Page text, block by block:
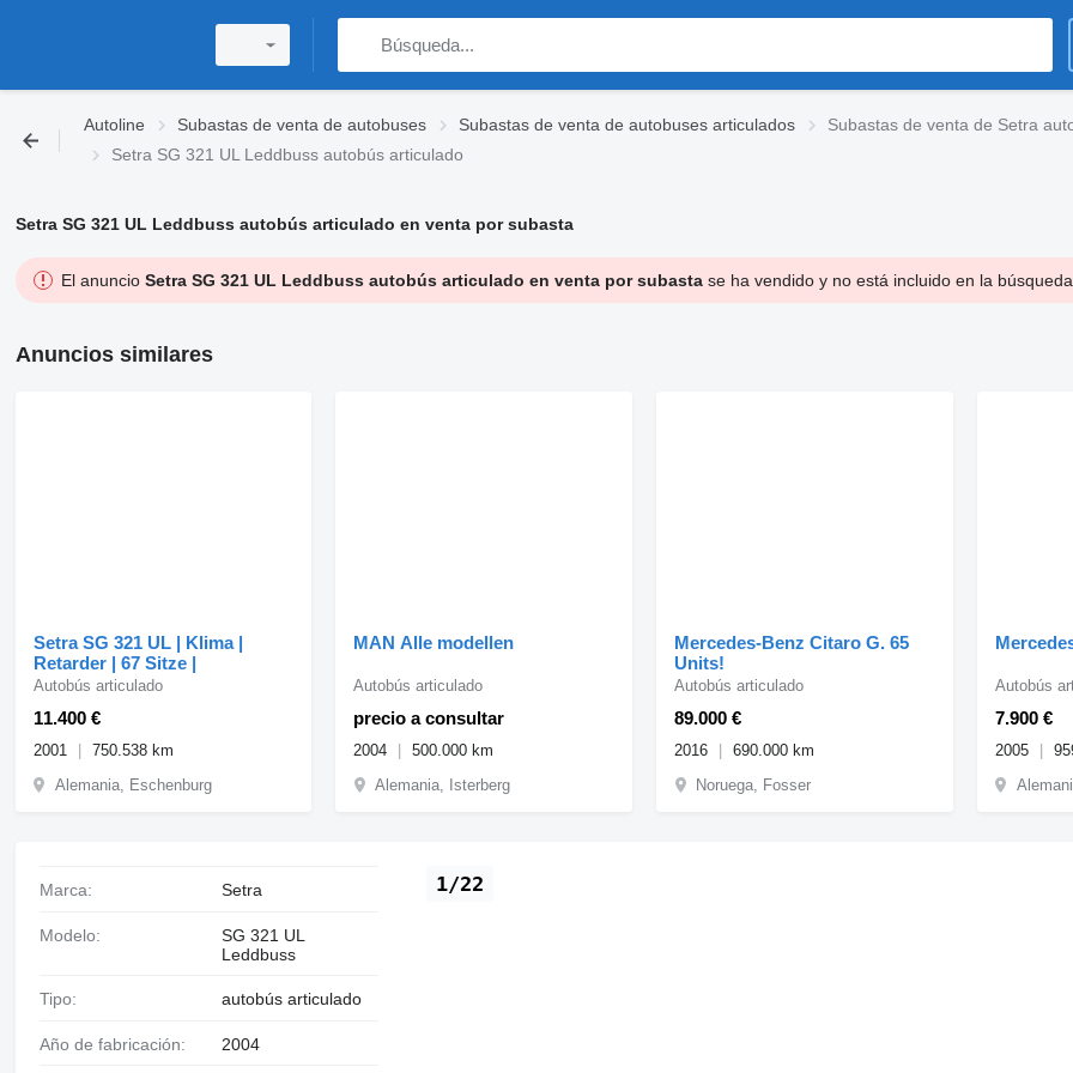
Autoline Subastas de venta de autobuses Subastas de venta de autobuses articulados
Subastas de venta de Setra
Setra SG 321 UL Leddbuss autobús articulado
Setra SG 321 UL Leddbuss autobús articulado en venta por subasta
El anuncio Setra SG 321 UL Leddbuss autobús articulado en venta por subastase ha vendido y no está incluido en la
Anuncios similares
Setra SG 321 UL | Klima |
Retarder | 67 Sitze |
11.400 €
Autobús articulado
2001
750.538 km
Alemania, Eschenburg
MAN Alle modellen
precio a consultar
Autobús articulado
2004
500.000 km
Alemania, Isterberg
Mercedes-Benz Citaro G. 65
Units!
89.000 €
Autobús articulado
2016
690.000 km
Noruega, Fosser
7.900 €
Autobús
2005
1/22
Marca: Setra
Modelo:
SG 321 UL
Leddbuss
Tipo: autobús articulado
Año de fabricación: 2004